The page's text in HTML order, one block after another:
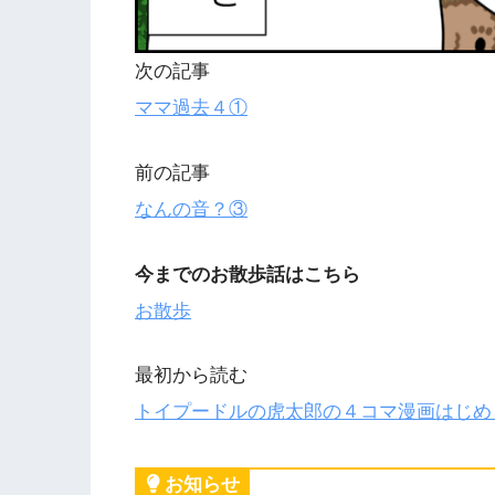
次の記事
ママ過去４①
前の記事
なんの音？③
今までのお散歩話はこちら
お散歩
最初から読む
トイプードルの虎太郎の４コマ漫画はじ
お知らせ